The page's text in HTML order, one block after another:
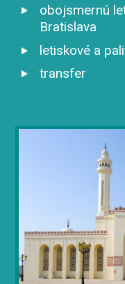
obojsmernú
Bratislava
letiskové a
transfer